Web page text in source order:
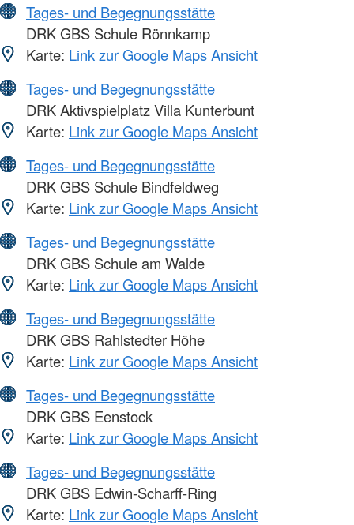
Tages- und Begegnungsstätte
DRK GBS Schule Rönnkamp
Karte: Link zur Google Maps Ansicht
Tages- und Begegnungsstätte
DRK Aktivspielplatz Villa Kunterbunt
Karte: Link zur Google Maps Ansicht
Tages- und Begegnungsstätte
DRK GBS Schule Bindfeldweg
Karte: Link zur Google Maps Ansicht
Tages- und Begegnungsstätte
DRK GBS Schule am Walde
Karte: Link zur Google Maps Ansicht
Tages- und Begegnungsstätte
DRK GBS Rahlstedter Höhe
Karte: Link zur Google Maps Ansicht
Tages- und Begegnungsstätte
DRK GBS Eenstock
Karte: Link zur Google Maps Ansicht
Tages- und Begegnungsstätte
DRK GBS Edwin-Scharff-Ring
Karte: Link zur Google Maps Ansicht